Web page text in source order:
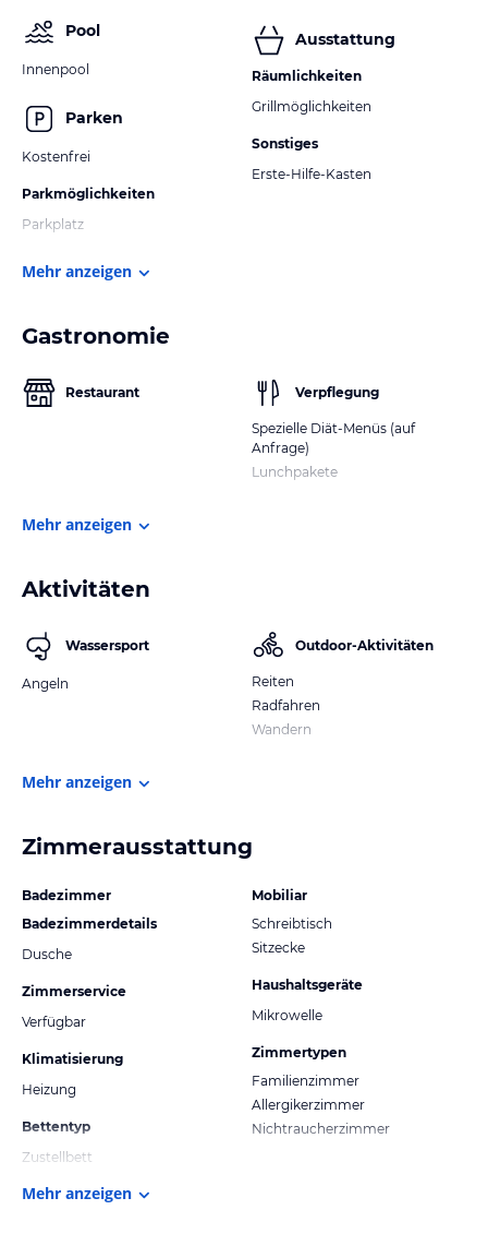
Pool
Innenpool
Parken
Kostenfrei
Parkmöglichkeiten
Parkplatz
Ausstattung
Räumlichkeiten
Grillmöglichkeiten
Sonstiges
Erste-Hilfe-Kasten
Mehr anzeigen
Gastronomie
Restaurant Verpflegung
Spezielle Diät-Menüs (auf
Anfrage)
Lunchpakete
Mehr anzeigen
Aktivitäten
Wassersport
Angeln
Outdoor-Aktivitäten
Reiten
Radfahren
Wandern
Mehr anzeigen
Zimmerausstattung
Badezimmer
Badezimmerdetails
Dusche
Zimmerservice
Verfügbar
Klimatisierung
Heizung
Bettentyp
Zustellbett
Mobiliar
Schreibtisch
Sitzecke
Haushaltsgeräte
Mikrowelle
Zimmertypen
Familienzimmer
Allergikerzimmer
Nichtraucherzimmer
Mehr anzeigen